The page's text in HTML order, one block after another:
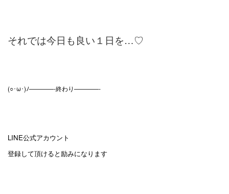
それでは今日も良い１日を…♡
(○･ω･)ﾉ————-終わり————-
LINE公式アカウント
登録して頂けると励みになります